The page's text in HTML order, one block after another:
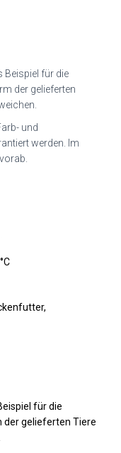
Beispiel für die
der gelieferten
und
werden. Im
für die
der gelieferten Tiere